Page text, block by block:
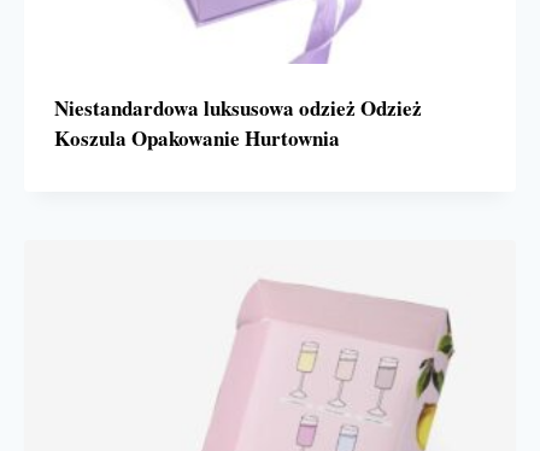
Niestandardowa luksusowa odzież Odzież
Koszula Opakowanie Hurtownia